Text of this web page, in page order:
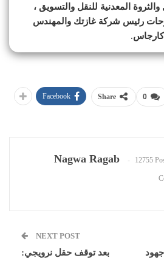
المعدنية للنقل والتسويق ،
رئيس شركة غازتك والمهندس
.
0
Share
Facebook
Nagwa Ragab 12755
NEXT POST
بعد توقف حقل نرويجي: